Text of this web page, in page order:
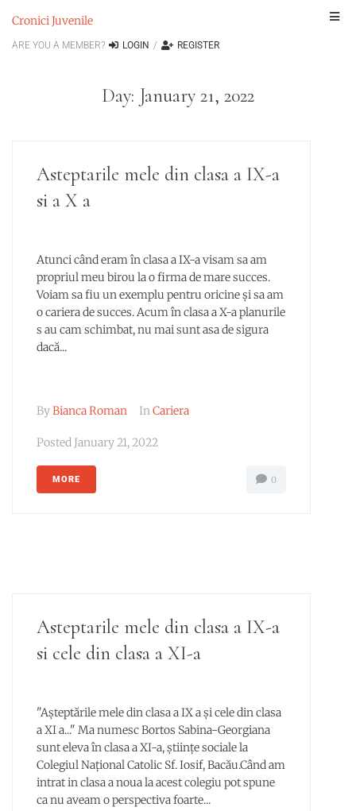
Cronici Juvenile
ARE YOU A MEMBER? LOGIN / REGISTER
Day: January 21, 2022
Asteptarile mele din clasa a IX-a
si a X a
Atunci când eram în clasa a IX-a visam sa am
propriul meu birou la o firma de mare succes.
Voiam sa fiu un exemplu pentru oricine și sa am
o cariera de succes. Acum în clasa a X-a planurile
s au cam schimbat, nu mai sunt asa de sigura
dacă...
ByBianca Roman InCariera
Posted January 21, 2022
MORE 0
Asteptarile mele din clasa a IX-a
si cele din clasa a XI-a
"Așteptările mele din clasa a IX a și cele din clasa
a XI a..." Ma numesc Bortos Sabina-Georgiana
sunt eleva în clasa a XI-a, științe sociale la
Colegiul Național Catolic Sf. Iosif, Bacău.Când am
intrat in clasa a noua la acest colegiu pot spune
ca nu aveam o perspectiva foarte...